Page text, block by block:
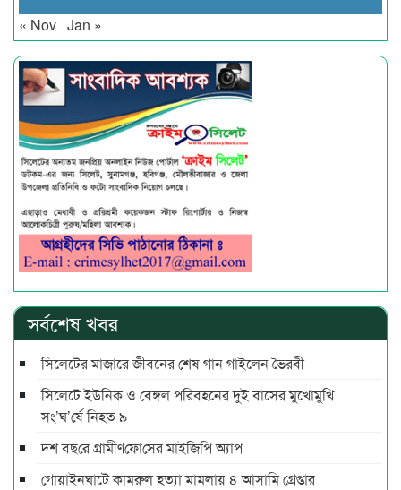
« Nov Jan »
সর্বশেষ খবর
সিলেটের মাজারে জীবনের শেষ গান গাইলেন ভৈরবী
সিলেটে ইউনিক ও বেঙ্গল পরিবহনের দুই বাসের মুখোমুখি
সং’ঘ’র্ষে নিহত ৯
দশ বছ‌রে গ্রামীণ‌ফো‌সের মাইজিপি অ্যাপ
গোয়াইনঘাটে কামরুল হত্যা মামলায় ৪ আসামি গ্রেপ্তার